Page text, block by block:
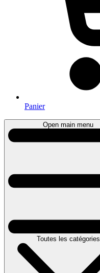
Panier
Open main menu
Toutes les catégories